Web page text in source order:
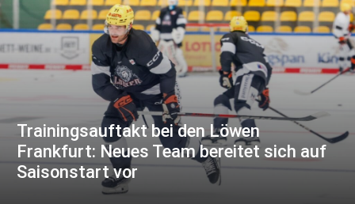
Trainingsauftakt bei den Löwen
Frankfurt: Neues Team bereitet sich auf
Saisonstart vor